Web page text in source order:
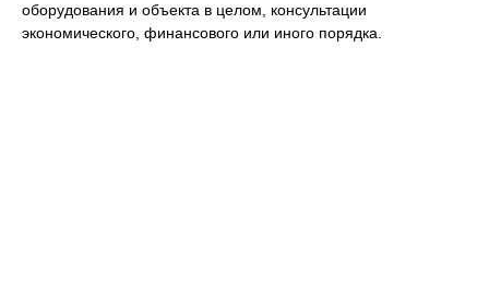
оборудования и объекта в целом, консультации
экономического, финансового или иного порядка.